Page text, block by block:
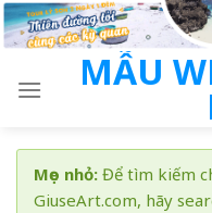
Skip
to
MẪU
Mẹo nhỏ: Để tìm kiếm
GiuseArt.com, hãy